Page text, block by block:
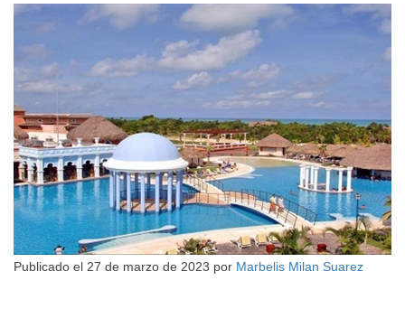
Publicado el 27 de marzo de 2023 por Marbelis Milan Suarez